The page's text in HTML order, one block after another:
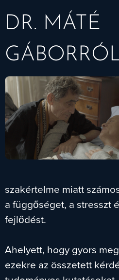
DR. MÁTÉ
szakértelme miatt
a függőséget, a stresszt
fejlődést.
Ahelyett, hogy gyors
ezekre az összetett